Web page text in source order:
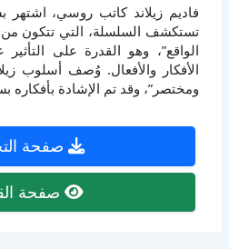
تستكشف السلسلة، التي تتكون
الواقع”، وهو القدرة على
الأفكار والأفعال. وُصف أسلوب
ومختصر”، وقد تم الإشادة بأفكاره
صفحة
صفحة